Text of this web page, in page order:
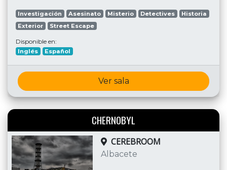
Investigación Asesinato Misterio Detectives
Historia
Exterior
Street Escape
Disponible en:
Inglés Español
Ver sala
CHERNOBYL
CEREBROOM
Albacete